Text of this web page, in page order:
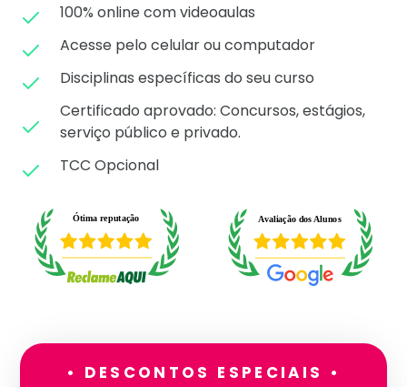
100% online com videoaulas
Acesse pelo celular ou computador
Disciplinas específicas do seu curso
Certificado aprovado: Concursos, estágios,
serviço público e privado.
TCC Opcional
• DESCONTOS ESPECIAIS •